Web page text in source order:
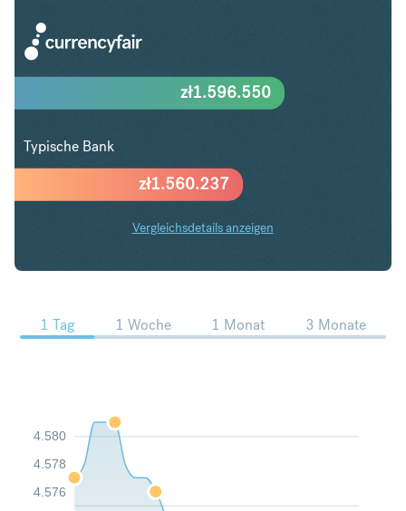
zł1.560.237
zł1.596.550
Typische Bank
Vergleichsdetails anzeigen
CHF in PLN Trends
1 Tag 1 Woche 1 Monat 3 Monate
4.576
4.578
4.580